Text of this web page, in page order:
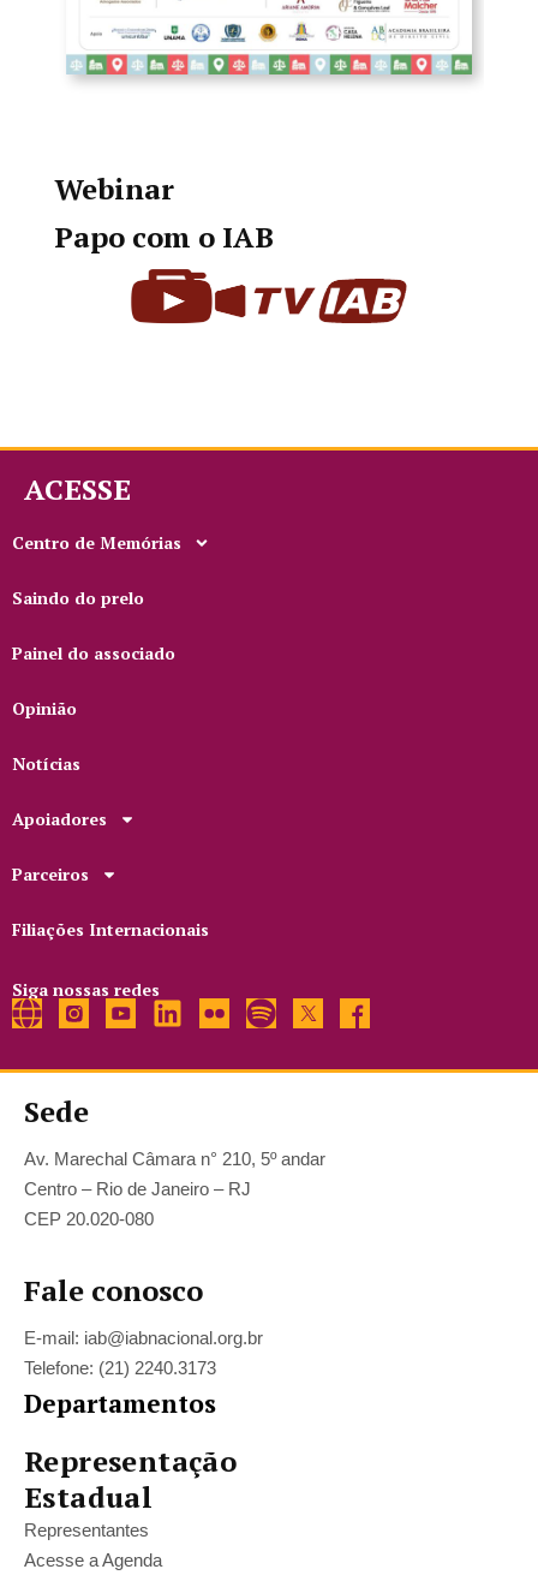
Webinar
Papo com o IAB
ACESSE
Centro de Memórias
Saindo do prelo
Painel do associado
Opinião
Notícias
Apoiadores
Parceiros
Filiações Internacionais
Siga nossas redes
Sede
Av. Marechal Câmara n° 210, 5º andar
Centro – Rio de Janeiro – RJ
CEP 20.020-080
Fale conosco
E-mail: iab@iabnacional.org.br
Telefone: (21) 2240.3173
Departamentos
Representação
Estadual
Representantes
Acesse a Agenda